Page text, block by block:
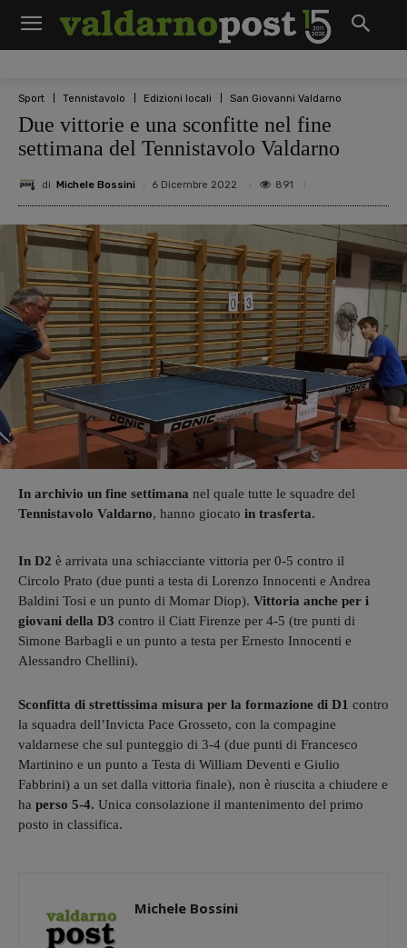
Sport Tennistavolo Edizioni locali San Giovanni Valdarno
Due vittorie e una sconfitte nel fine
settimana del Tennistavolo Valdarno
di Michele Bossini 6 Dicembre 2022 891
In archivio un fine settimana nel quale tutte le squadre del
Tennistavolo Valdarno, hanno giocato in trasferta.
In D2 è arrivata una schiacciante vittoria per 0-5 contro il
Circolo Prato (due punti a testa di Lorenzo Innocenti e Andrea
Baldini Tosi e un punto di Momar Diop). Vittoria anche per i
giovani della D3 contro il Ciatt Firenze per 4-5 (tre punti di
Simone Barbagli e un punto a testa per Ernesto Innocenti e
Alessandro Chellini).
Sconfitta di strettissima misura per la formazione di D1 contro
la squadra dell’Invicta Pace Grosseto, con la compagine
valdarnese che sul punteggio di 3-4 (due punti di Francesco
Martinino e un punto a Testa di William Deventi e Giulio
Fabbrini) a un set dalla vittoria finale), non è riuscita a chiudere e
ha perso 5-4. Unica consolazione il mantenimento del primo
posto in classifica.
Michele Bossini